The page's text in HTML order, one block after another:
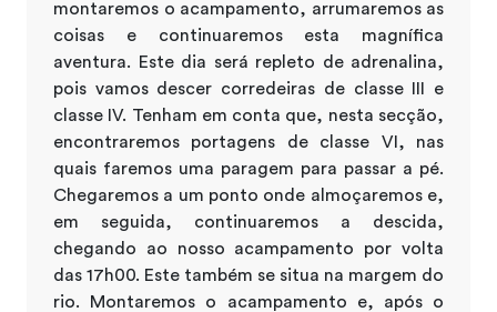
montaremos o acampamento, arrumaremos as
coisas e continuaremos esta magnífica
aventura. Este dia será repleto de adrenalina,
pois vamos descer corredeiras de classe III e
classe IV. Tenham em conta que, nesta secção,
encontraremos portagens de classe VI, nas
quais faremos uma paragem para passar a pé.
Chegaremos a um ponto onde almoçaremos e,
em seguida, continuaremos a descida,
chegando ao nosso acampamento por volta
das 17h00. Este também se situa na margem do
rio. Montaremos o acampamento e, após o